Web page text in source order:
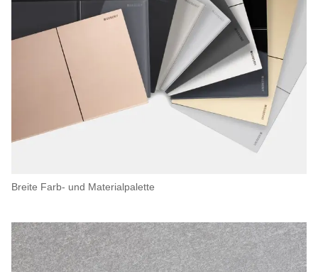
Breite Farb- und Materialpalette